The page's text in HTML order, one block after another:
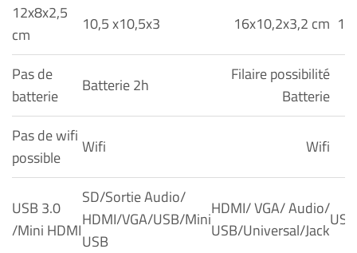
12x8x2,5
cm
10,5 x10,5x3 16x10,2x3,2 cm
Pas de
batterie
Batterie 2h
Filaire possibilité
Batterie
Pas de wifi
possible
Wifi Wifi
USB 3.0
/Mini HDMI
SD/Sortie Audio/
HDMI/VGA/USB/Mini
USB
HDMI/ VGA/ Audio/
USB/Universal/Jack